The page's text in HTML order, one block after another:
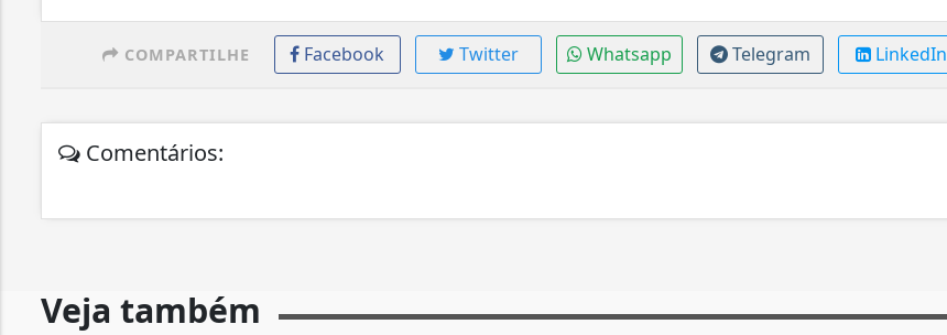
COMPARTILHE Facebook Twitter Whatsapp Telegram LinkedIn
Comentários:
Veja também